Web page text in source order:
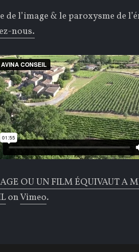
de l’image & le paroxysme de
nous.
OU UN FILM ÉQUIVAUT A
onVimeo.